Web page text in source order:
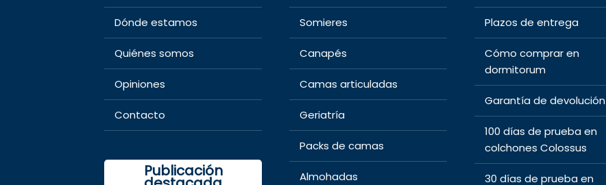
Dónde estamos
Quiénes somos
Opiniones
Contacto
Publicación
Somieres
Canapés
Camas articuladas
Geriatría
Packs de camas
Almohadas
Plazos de entrega
Cómo comprar en
dormitorum
Garantía de devolución
100 días de prueba en
colchones Colossus
30 días de prueba en